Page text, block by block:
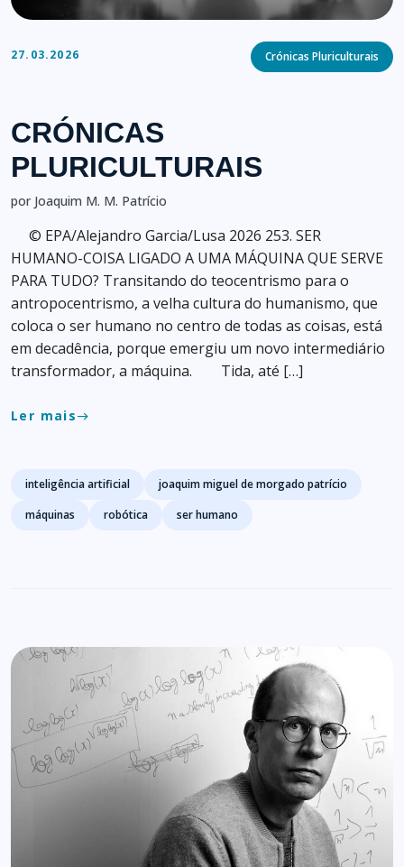
27.03.2026 Categories
Crónicas Pluriculturais
CRÓNICAS
PLURICULTURAIS
por Joaquim M. M. Patrício
© EPA/Alejandro Garcia/Lusa 2026 253. SER
HUMANO-COISA LIGADO A UMA MÁQUINA QUE SERVE
PARA TUDO? Transitando do teocentrismo para o
antropocentrismo, a velha cultura do humanismo, que
coloca o ser humano no centro de todas as coisas, está
em decadência, porque emergiu um novo intermediário
transformador, a máquina. Tida, até […]
Ler maiseast
Tags
inteligência artificial
joaquim miguel de morgado patrício
máquinas
robótica ser humano